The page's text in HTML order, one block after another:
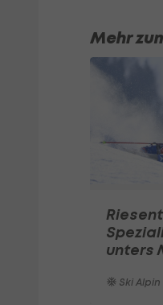
Mehr
unters
Ski Alpin